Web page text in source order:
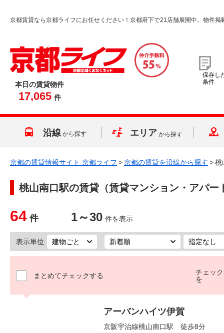
京都賃貸なら京都ライフにお任せください！京都府下で21店舗展開中。物件掲
本日の賃貸物件
17,065 件
保存し
条件
沿線 から探す エリア から探す
京都の賃貸情報サイト 京都ライフ >京都の賃貸を沿線から探す >桃
桃山南口駅の賃貸（賃貸マンション・アパー
64 件 1～30 件を表示
表示単位
まとめてチェックする
チェッ
を
アーバンハイツ伊賀
京阪宇治線桃山南口駅 徒歩8分